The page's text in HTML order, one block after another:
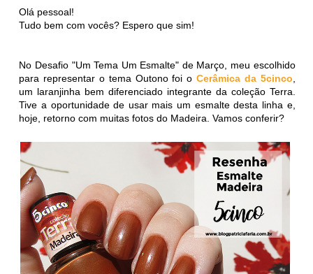
Olá pessoal!
Tudo bem com vocês? Espero que sim!
No Desafio "Um Tema Um Esmalte" de Março, meu escolhido
para representar o tema Outono foi oCerâmica da 5cinco
um laranjinha bem diferenciado integrante da coleção Terra.
Tive a oportunidade de usar mais um esmalte desta linha e,
hoje, retorno com muitas fotos do Madeira. Vamos conferir?